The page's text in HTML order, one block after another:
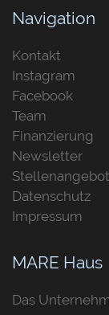
Navigation
Kontakt
Instagram
Facebook
Team
Finanzierung
Newsletter
Datenschutz
Impressum
MARE Haus
Das